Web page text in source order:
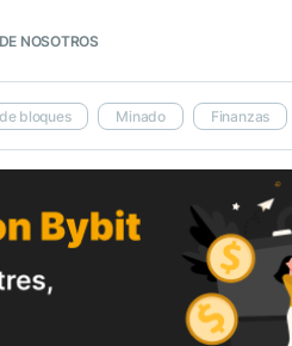
NOSOTROS
bloques Minado Finanzas